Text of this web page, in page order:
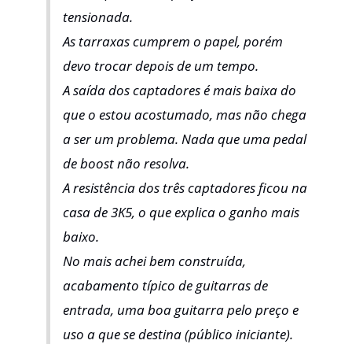
tensionada.
As tarraxas cumprem o papel, porém
devo trocar depois de um tempo.
A saída dos captadores é mais baixa do
que o estou acostumado, mas não chega
a ser um problema. Nada que uma pedal
de boost não resolva.
A resistência dos três captadores ficou na
casa de 3K5, o que explica o ganho mais
baixo.
No mais achei bem construída,
acabamento típico de guitarras de
entrada, uma boa guitarra pelo preço e
uso a que se destina (público iniciante).